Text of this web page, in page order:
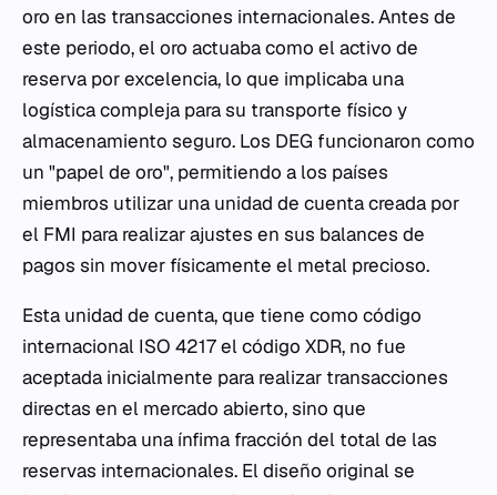
oro en las transacciones internacionales. Antes de
este periodo, el oro actuaba como el activo de
reserva por excelencia, lo que implicaba una
logística compleja para su transporte físico y
almacenamiento seguro. Los DEG funcionaron como
un "papel de oro", permitiendo a los países
miembros utilizar una unidad de cuenta creada por
el FMI para realizar ajustes en sus balances de
pagos sin mover físicamente el metal precioso.
Esta unidad de cuenta, que tiene como código
internacional ISO 4217 el código XDR, no fue
aceptada inicialmente para realizar transacciones
directas en el mercado abierto, sino que
representaba una ínfima fracción del total de las
reservas internacionales. El diseño original se